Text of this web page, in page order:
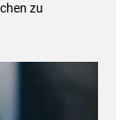
zu